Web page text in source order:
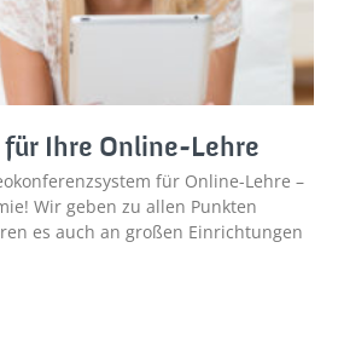
Ihre Online-Lehre
für Online-Lehre –
Wir geben zu allen Punkten
es auch an großen Einrichtungen